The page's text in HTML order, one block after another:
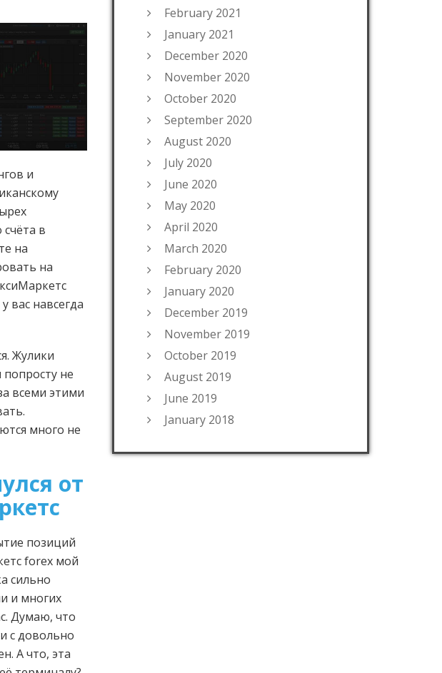
и
в
на
на
вас навсегда
Жулики
не
всеми этими
много не
от
позиций
forex мой
сильно
и многих
Думаю, что
с довольно
А что, эта
February 2021
January 2021
December 2020
November 2020
October 2020
September 2020
August 2020
July 2020
June 2020
May 2020
April 2020
March 2020
February 2020
January 2020
December 2019
November 2019
October 2019
August 2019
June 2019
January 2018